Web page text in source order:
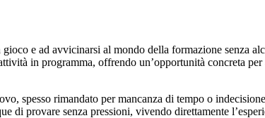
e ad avvicinarsi al mondo della formazione senza
in programma, offrendo un’opportunità concreta
spesso rimandato per mancanza di tempo o
di provare senza pressioni, vivendo direttamente